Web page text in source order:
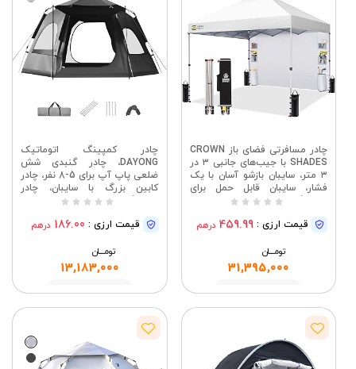
چادر مسافرتی فضای باز CROWN
SHADES با جیب‌های جانبی ۳ در
۳ متر، سایبان بازشو آسان با یک
فشار، سایبان قابل حمل برای
کمپینگ، ساحل، بازارها و
مسافرتی بازشو با قفل مرکزی
کمپینگ فوری قابل حمل
قیمت ارزی : 459.99 درهم
تومــــــان
31,395,000
مشاهده
چادر کمپینگ اتوماتیک
DAYONG، چادر گنبدی شش
ضلعی پاپ آپ برای 5-8 نفر، چادر
کابین بزرگ با سایبان، چادر
خانوادگی با قابلیت نصب سریع
خلوت
قیمت ارزی : 186.00 درهم
تومــــــان
13,183,000
مشاهده